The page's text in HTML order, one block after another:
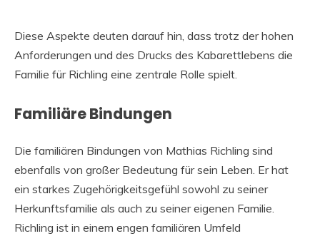
Diese Aspekte deuten darauf hin, dass trotz der hohen
Anforderungen und des Drucks des Kabarettlebens die
Familie für Richling eine zentrale Rolle spielt.
Familiäre Bindungen
Die familiären Bindungen von Mathias Richling sind
ebenfalls von großer Bedeutung für sein Leben. Er hat
ein starkes Zugehörigkeitsgefühl sowohl zu seiner
Herkunftsfamilie als auch zu seiner eigenen Familie.
Richling ist in einem engen familiären Umfeld